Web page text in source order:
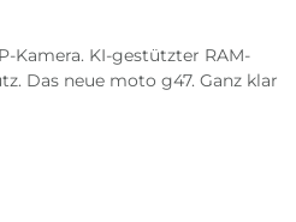
Kamera. KI-gestützter RAM-
Das neue moto g47. Ganz klar